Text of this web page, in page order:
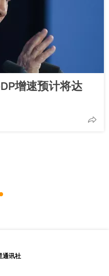
增速预计将达
通讯社